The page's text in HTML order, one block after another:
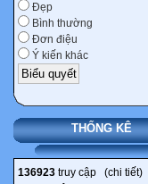
Đẹp
Bình thường
Đơn điệu
Ý kiến khác
THỐNG KÊ
136923 truy cập (chi tiết)